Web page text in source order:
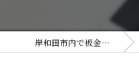
岸和田市内で板金塗装・修理ならAFK